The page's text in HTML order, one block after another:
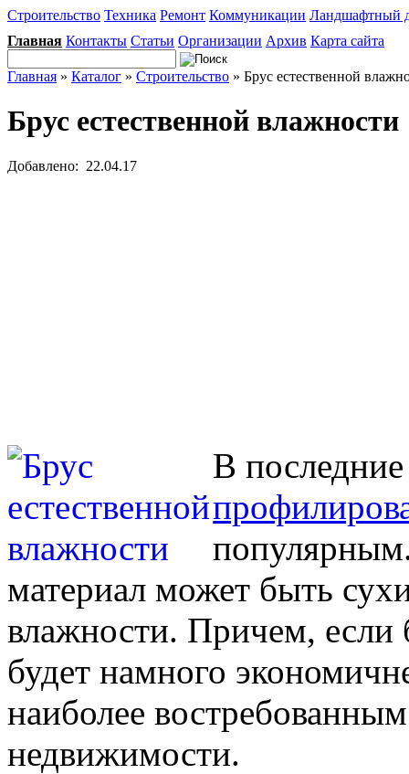
Строительство Техника Ремонт Коммуникации Ландшафтный
Главная Контакты Статьи Организации Архив Карта сайта
Главная » Каталог » Строительство » Брус естественной
Брус естественной влажности
Добавлено: 22.04.17
В
материал может быть
влажности. Причем, если
будет намного
наиболее
недвижимости.